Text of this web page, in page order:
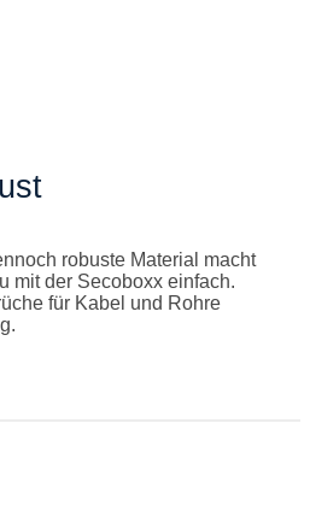
robuste Material macht
mit der Secoboxx einfach.
für Kabel und Rohre